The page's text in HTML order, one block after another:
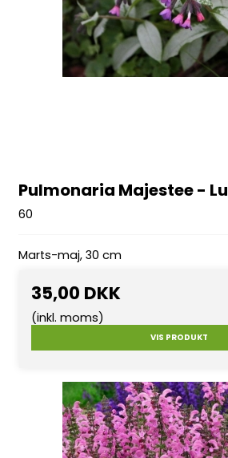
Pulmonaria Majestee -
60
Marts-maj, 30 cm
35,00 DKK
(inkl. moms)
VIS PRODUKT